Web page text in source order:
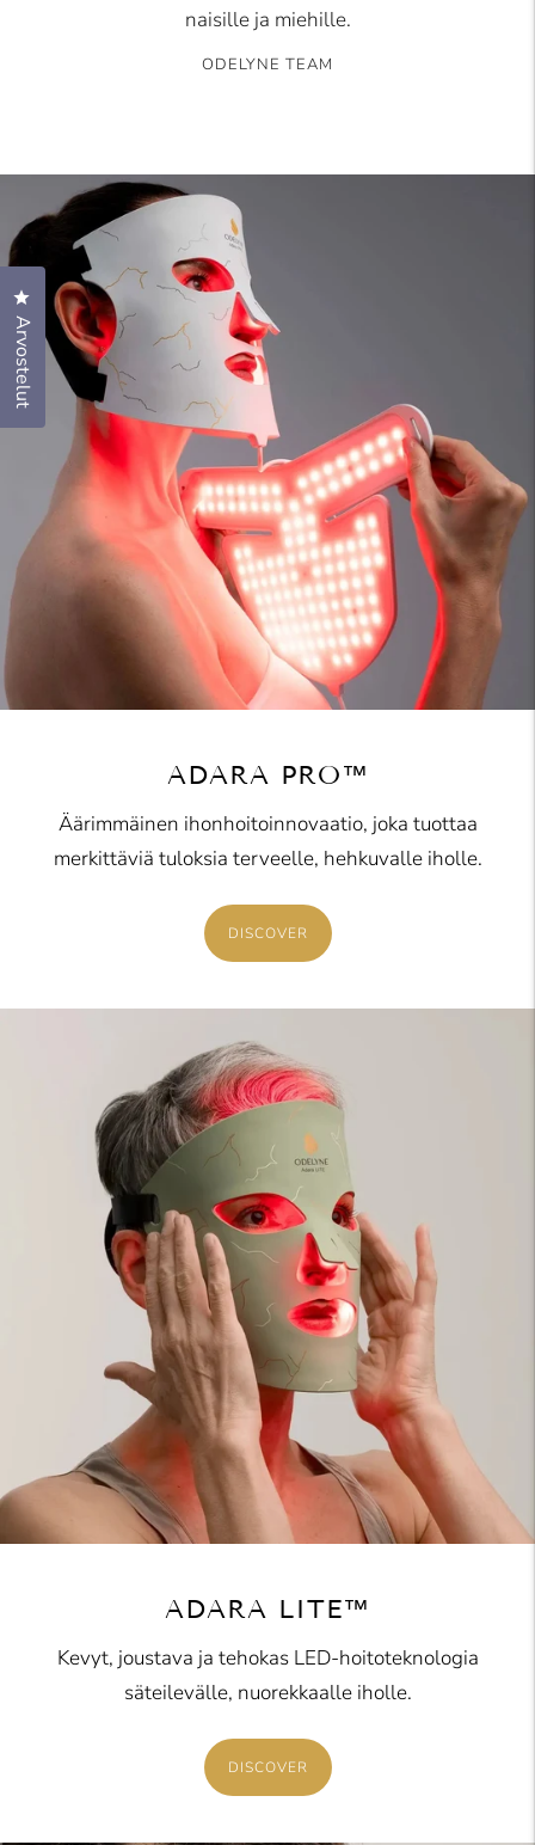
naisille ja miehille.
ODELYNE TEAM
ADARA PRO™
Äärimmäinen ihonhoitoinnovaatio, joka tuottaa
merkittäviä tuloksia terveelle, hehkuvalle iholle.
DISCOVER
ADARA LITE™
Kevyt, joustava ja tehokas LED-hoitoteknologia
säteilevälle, nuorekkaalle iholle.
DISCOVER
Arvostelut
Klikkaa avataksesi arvosteludialogin